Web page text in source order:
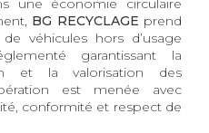
une économie circulaire
BG RECYCLAGE prend
véhicules hors d’usage
garantissant la
et la valorisation des
est menée avec
conformité et respect de